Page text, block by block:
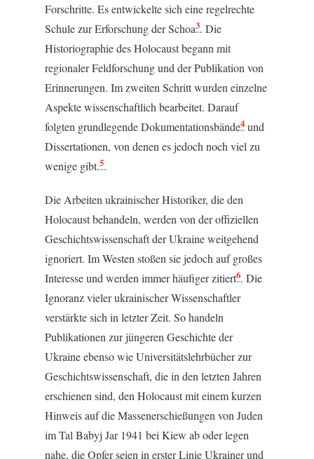
Forschritte. Es entwickelte sich eine regelrechte
Schule zur Erforschung der Schoa3. Die
Historiographie des Holocaust begann mit
regionaler Feldforschung und der Publikation von
Erinnerungen. Im zweiten Schritt wurden einzelne
Aspekte wissenschaftlich bearbeitet. Darauf
folgten grundlegende Dokumentationsbände4 und
Dissertationen, von denen es jedoch noch viel zu
wenige gibt.5.
Die Arbeiten ukrainischer Historiker, die den
Holocaust behandeln, werden von der offiziellen
Geschichtswissenschaft der Ukraine weitgehend
ignoriert. Im Westen stoßen sie jedoch auf großes
Interesse und werden immer häufiger zitiert6. Die
Ignoranz vieler ukrainischer Wissenschaftler
verstärkte sich in letzter Zeit. So handeln
Publikationen zur jüngeren Geschichte der
Ukraine ebenso wie Universitätslehrbücher zur
Geschichtswissenschaft, die in den letzten Jahren
erschienen sind, den Holocaust mit einem kurzen
Hinweis auf die Massenerschießungen von Juden
im Tal Babyj Jar 1941 bei Kiew ab oder legen
nahe, die Opfer seien in erster Linie Ukrainer und